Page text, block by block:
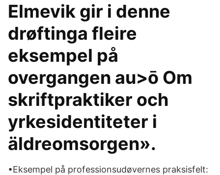
Elmevik gir i denne
drøftinga fleire
eksempel på
overgangen au>ō Om
skriftpraktiker och
yrkesidentiteter i
äldreomsorgen».
•Eksempel på professionsudøvernes praksisfelt: